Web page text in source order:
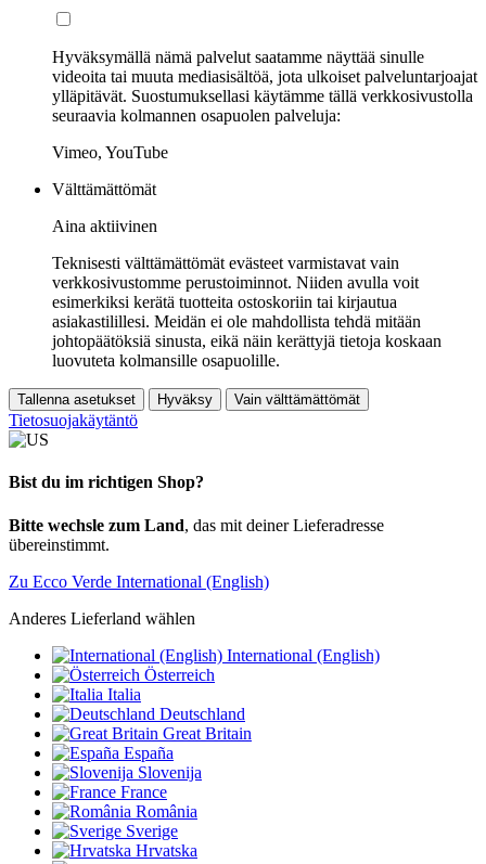
Hyväksymällä nämä palvelut saatamme näyttää sinulle
videoita tai muuta mediasisältöä, jota ulkoiset palveluntarjoajat
ylläpitävät. Suostumuksellasi käytämme tällä verkkosivustolla
seuraavia kolmannen osapuolen palveluja:
Vimeo, YouTube
Välttämättömät
Aina aktiivinen
Teknisesti välttämättömät evästeet varmistavat vain
verkkosivustomme perustoiminnot. Niiden avulla voit
esimerkiksi kerätä tuotteita ostoskoriin tai kirjautua
asiakastilillesi. Meidän ei ole mahdollista tehdä mitään
johtopäätöksiä sinusta, eikä näin kerättyjä tietoja koskaan
luovuteta kolmansille osapuolille.
Tallenna asetukset Hyväksy Vain välttämättömät
Tietosuojakäytäntö
Bist du im richtigen Shop?
Bitte wechsle zum Land, das mit deiner Lieferadresse
übereinstimmt.
Zu Ecco Verde International (English)
Anderes Lieferland wählen
International (English)
Österreich
Italia
Deutschland
Great Britain
España
Slovenija
France
România
Sverige
Hrvatska